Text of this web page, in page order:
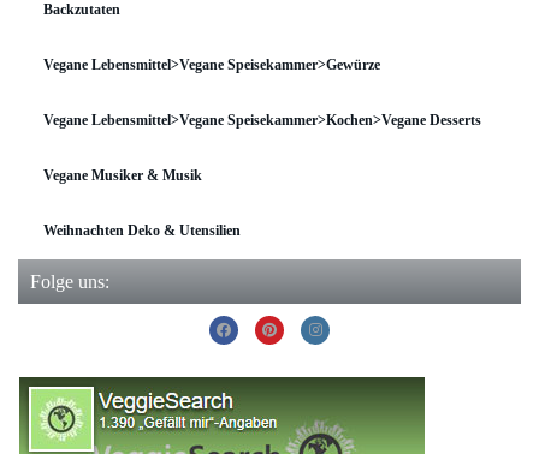
Backzutaten
Vegane Lebensmittel>Vegane Speisekammer>Gewürze
Vegane Lebensmittel>Vegane Speisekammer>Kochen>Vegane Desserts
Vegane Musiker & Musik
Weihnachten Deko & Utensilien
Folge uns: